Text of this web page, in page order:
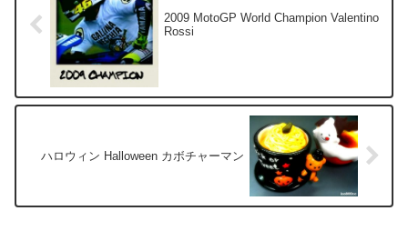
2009 MotoGP World Champion Valentino
Rossi
ハロウィン Halloween カボチャーマン